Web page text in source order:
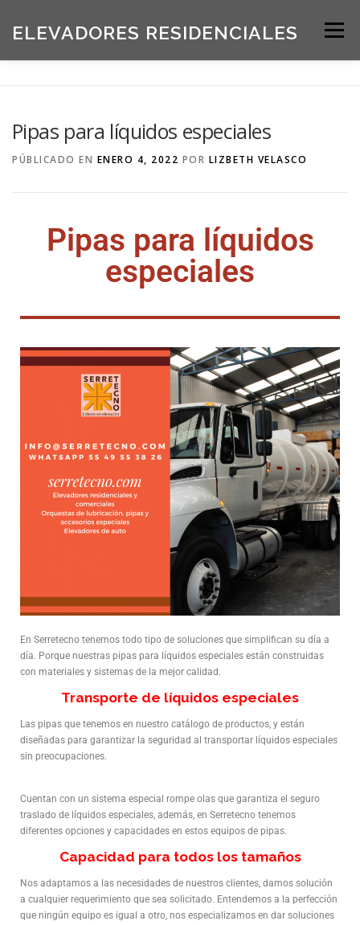
ELEVADORES RESIDENCIALES Menú
Pipas para líquidos especiales
PÚBLICADO EN ENERO 4, 2022 POR LIZBETH VELASCO
Pipas para líquidos
especiales
En Serretecno tenemos todo tipo de soluciones que simplifican su día a
día. Porque nuestras pipas para líquidos especiales están construidas
con materiales y sistemas de la mejor calidad.
Transporte de líquidos especiales
Las pipas que tenemos en nuestro catálogo de productos, y están
diseñadas para garantizar la seguridad al transportar líquidos especiales
sin preocupaciones.
Cuentan con un sistema especial rompe olas que garantiza el seguro
traslado de líquidos especiales, además, en Serretecno tenemos
diferentes opciones y capacidades en estos equipos de pipas.
Capacidad para todos los tamaños
Nos adaptamos a las necesidades de nuestros clientes, damos solución
a cualquier requerimiento que sea solicitado. Entendemos a la perfección
que ningún equipo es igual a otro, nos especializamos en dar soluciones